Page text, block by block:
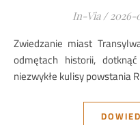
In-Via / 2026-
Zwiedzanie miast Transylwanii pozwala nam zanurzyć się w
odmętach historii,
niezwykłe kulisy powstania